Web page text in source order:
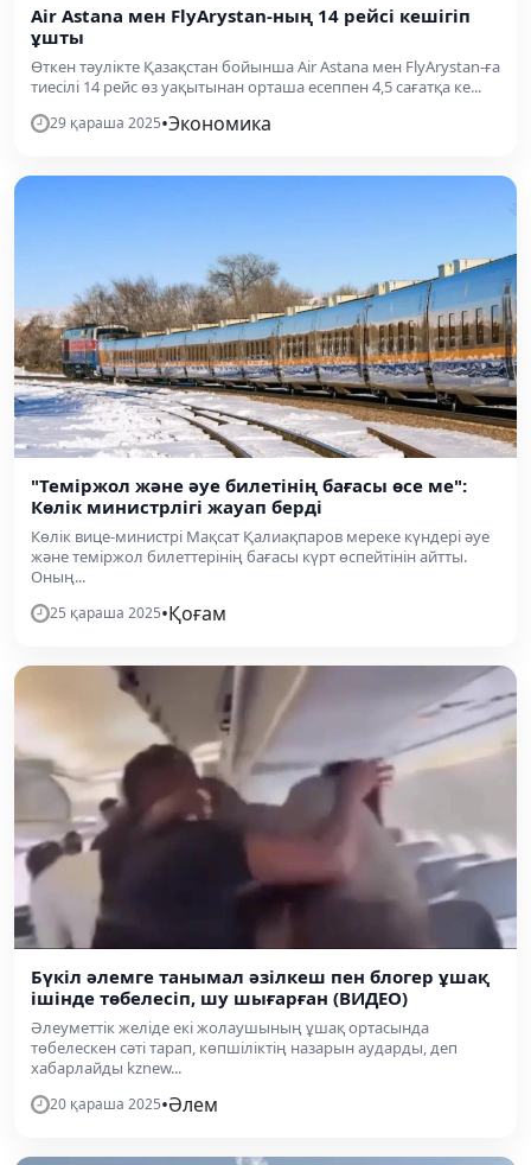
Air Astana мен FlyArystan-ның 14 рейсі кешігіп
ұшты
Өткен тәулікте Қазақстан бойынша Air Astana мен FlyArystan-ға
тиесілі 14 рейс өз уақытынан орташа есеппен 4,5 сағатқа ке...
29 қараша 2025•Экономика
"Теміржол және әуе билетінің бағасы өсе ме":
Көлік министрлігі жауап берді
Көлік вице-министрі Мақсат Қалиақпаров мереке күндері әуе
және теміржол билеттерінің бағасы күрт өспейтінін айтты.
Оның...
25 қараша 2025•Қоғам
Бүкіл әлемге танымал әзілкеш пен блогер ұшақ
ішінде төбелесіп, шу шығарған (ВИДЕО)
Әлеуметтік желіде екі жолаушының ұшақ ортасында
төбелескен сәті тарап, көпшіліктің назарын аударды, деп
хабарлайды kznew...
20 қараша 2025•Әлем